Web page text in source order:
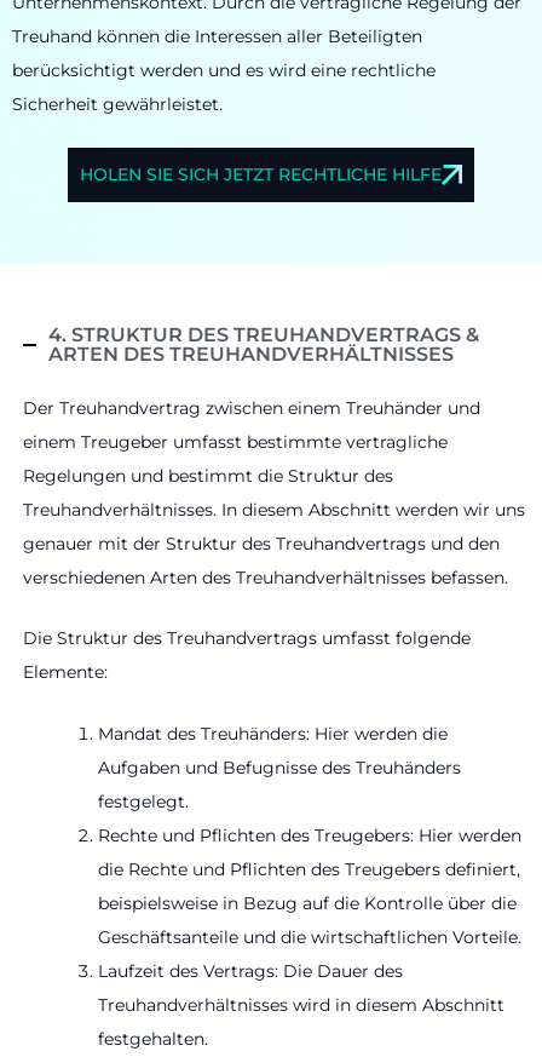
Treuhand können die Interessen aller Beteiligten
berücksichtigt werden und es wird eine rechtliche
Sicherheit gewährleistet.
HOLEN SIE SICH JETZT RECHTLICHE HILFE
4. STRUKTUR DES TREUHANDVERTRAGS &
ARTEN DES TREUHANDVERHÄLTNISSES
Der Treuhandvertrag zwischen einem Treuhänder und
einem Treugeber umfasst bestimmte vertragliche
Regelungen und bestimmt die Struktur des
Treuhandverhältnisses. In diesem Abschnitt werden wir uns
genauer mit der Struktur des Treuhandvertrags und den
verschiedenen Arten des Treuhandverhältnisses befassen.
Die Struktur des Treuhandvertrags umfasst folgende
Elemente:
Mandat des Treuhänders: Hier werden die
Aufgaben und Befugnisse des Treuhänders
festgelegt.
Rechte und Pflichten des Treugebers: Hier werden
die Rechte und Pflichten des Treugebers definiert,
beispielsweise in Bezug auf die Kontrolle über die
Geschäftsanteile und die wirtschaftlichen Vorteile.
Laufzeit des Vertrags: Die Dauer des
Treuhandverhältnisses wird in diesem Abschnitt
festgehalten.